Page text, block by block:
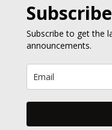
Subscribe
Subscribe to get the
announcements.